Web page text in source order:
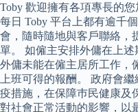
Toby 歡迎擁有各項專長的
每日 Toby 平台上都有逾千
會，隨時隨地與客戶聯絡，
單。 如僱主安排外傭在上
外傭未能在僱主居所工作，
上班可得的報酬。 政府會
疫措施，在保障巿民健康及
對社會正常活動的影響，以